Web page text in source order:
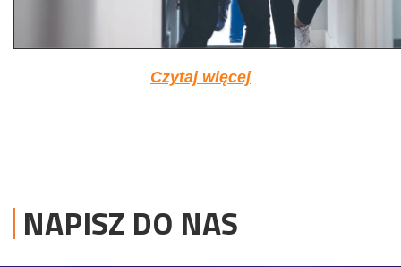
Czytaj więcej
NAPISZ DO NAS